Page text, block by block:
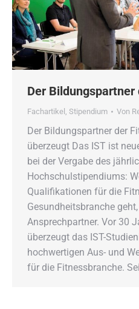
Der
Fachartikel Stipendium Von
Der Bildungspartner der
überzeugt Das IST ist
bei der Vergabe des
Hochschulstipendiums:
Qualifikationen für die
Gesundheitsbranche
Ansprechpartner. Vor 30
überzeugt das IST-
hochwertigen Aus- und
für die Fitnessbranche.